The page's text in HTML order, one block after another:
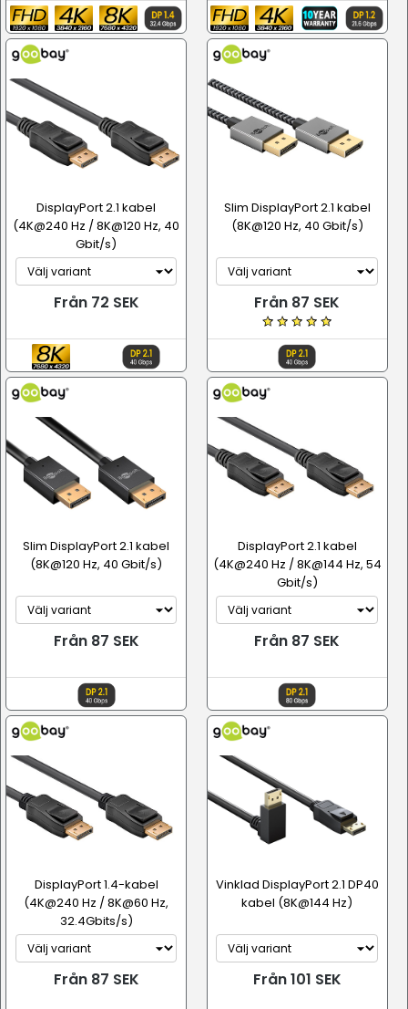
DisplayPort 2.1 kabel
(4K@240 Hz / 8K@120 Hz, 40
Gbit/s)
Från 72 SEK
Slim DisplayPort 2.1 kabel
(8K@120 Hz, 40 Gbit/s)
Från 87 SEK
Slim DisplayPort 2.1 kabel
(8K@120 Hz, 40 Gbit/s)
Från 87 SEK
DisplayPort 2.1 kabel
(4K@240 Hz / 8K@144 Hz, 54
Gbit/s)
Från 87 SEK
DisplayPort 1.4-kabel
(4K@240 Hz / 8K@60 Hz,
32.4Gbits/s)
Från 87 SEK
Vinklad DisplayPort 2.1 DP40
kabel (8K@144 Hz)
Från 101 SEK